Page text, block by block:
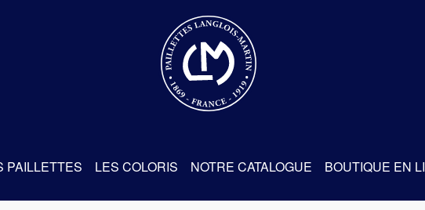
PAILLETTES LES COLORIS NOTRE CATALOGUE BOUTIQUE EN